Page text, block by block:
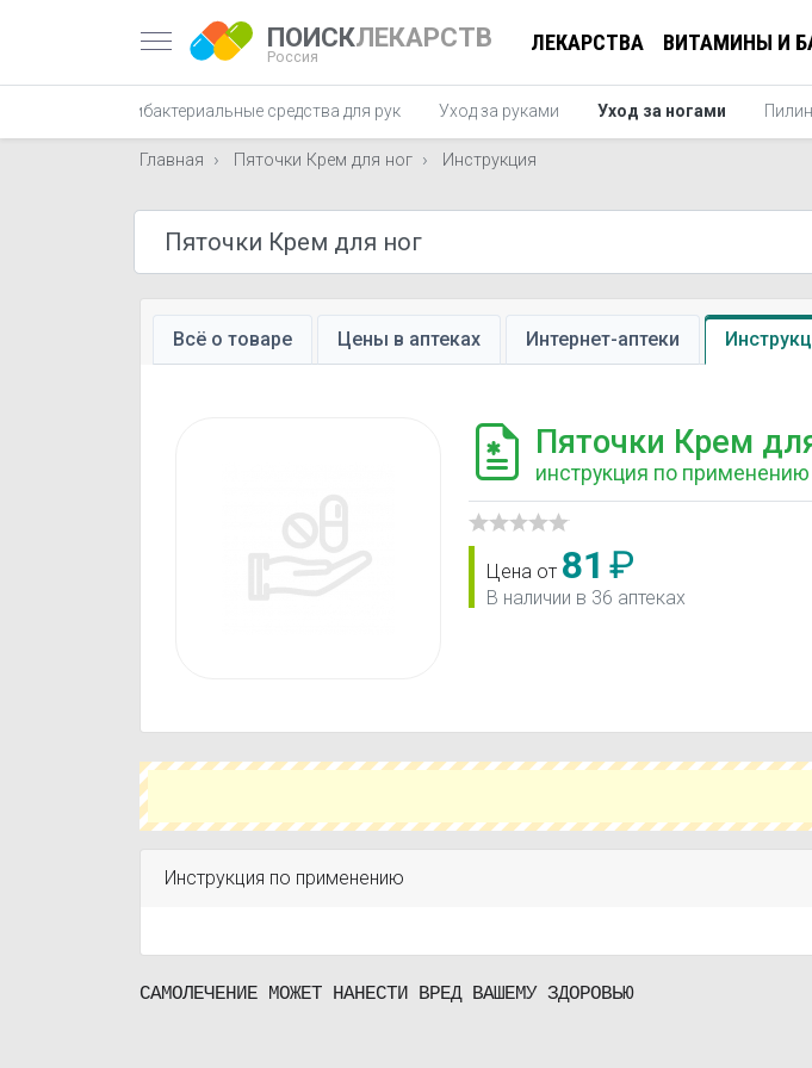
ПОИСКЛЕКАРСТВ
Россия
ЛЕКАРСТВА ВИТАМИНЫ И
Антибактериальные средства для рук Уход за руками Уход за ногами
Главная Пяточки Крем для ног Инструкция
Всё о товаре Цены в аптеках Интернет-аптеки
Пяточки Крем
инструкция по применению
Цена от 81 ₽
В наличии в 36 аптеках
Инструкция по применению
САМОЛЕЧЕНИЕ МОЖЕТ НАНЕСТИ ВРЕД ВАШЕМУ ЗДОРОВЬЮ